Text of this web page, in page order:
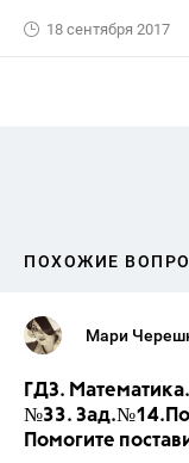
18 сентября 2017
ПОХОЖИЕ
Мари
ГДЗ.
№33.
Помогите